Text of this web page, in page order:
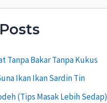
Tanpa Bakar Tanpa Kukus
Ikan Ikan Sardin Tin
(Tips Masak Lebih Sedap)